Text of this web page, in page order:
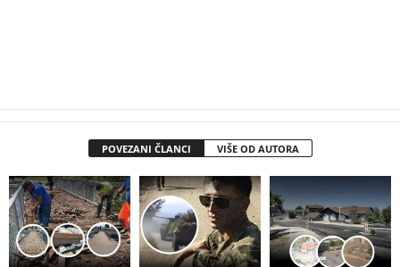
POVEZANI ČLANCI VIŠE OD AUTORA